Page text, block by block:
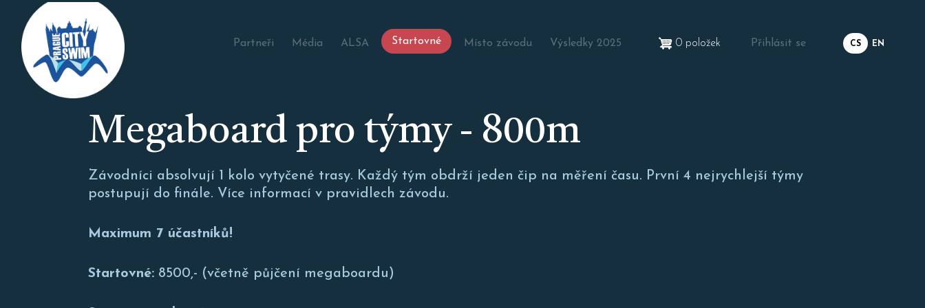
hlavnímu
obsahu
Hlavní
Partneři Média ALSA Startovné Místo závodu Výsledky 2025 0 položek CS EN
User
Přihlásit se
Megaboard pro týmy - 800m
Závodníci absolvují 1 kolo vytyčené trasy. Každý tým obdrží jeden čip na měření času. První 4 nejrychlejší týmy
postupují do finále. Více informací v pravidlech závodu.
Maximum 7 účastníků!
Startovné: 8500,- (včetně půjčení megaboardu)